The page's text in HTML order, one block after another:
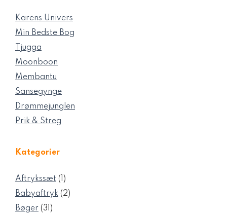
Karens Univers
Min Bedste Bog
Tjugga
Moonboon
Membantu
Sansegynge
Drømmejunglen
Prik & Streg
Kategorier
Aftrykssæt
1
vare
Babyaftryk 22
Bøger 31 31